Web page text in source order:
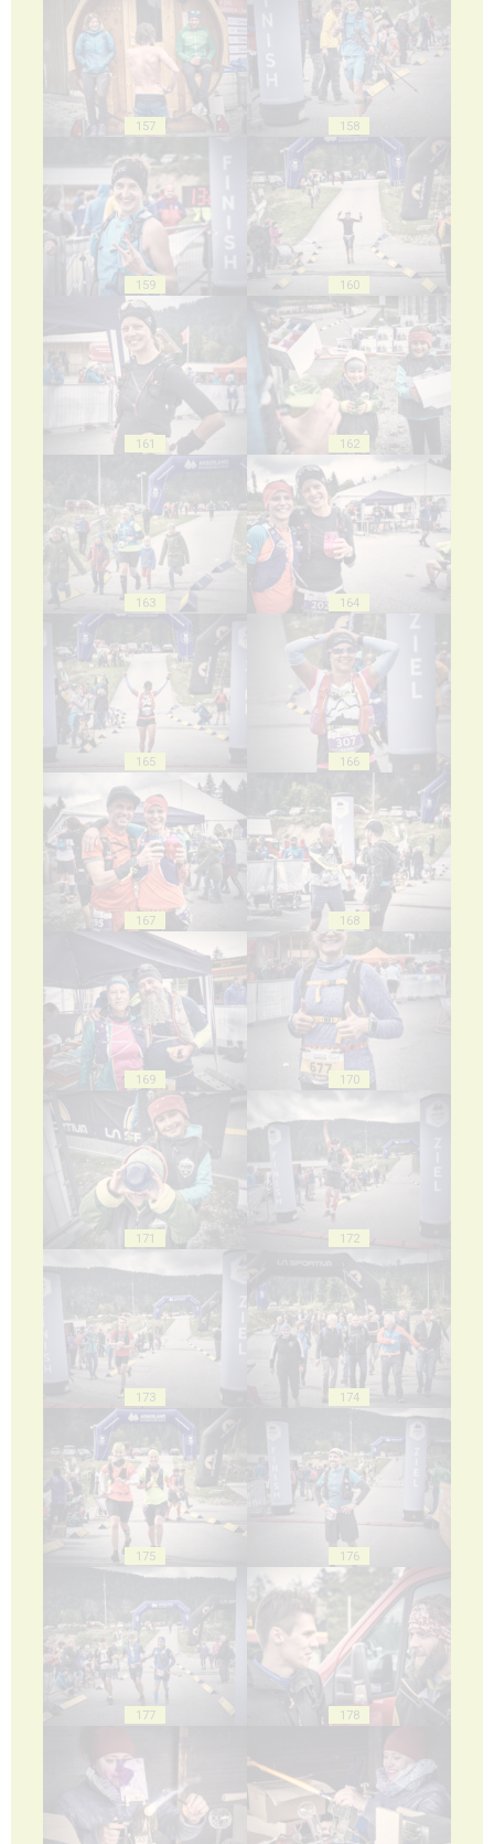
157 158
159 160
161 162
163 164
165 166
167 168
169 170
171 172
173 174
175 176
177 178